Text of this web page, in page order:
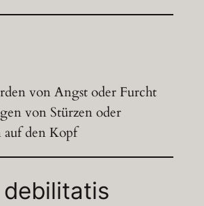
von Angst oder Furcht
von Stürzen oder
auf den Kopf
debilitatis